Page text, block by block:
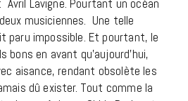
Avril Lavigne. Pourtant un océan
musiciennes. Une telle
paru impossible. Et pourtant, le
en avant qu’aujourd’hui,
aisance, rendant obsolète les
dû exister. Tout comme la